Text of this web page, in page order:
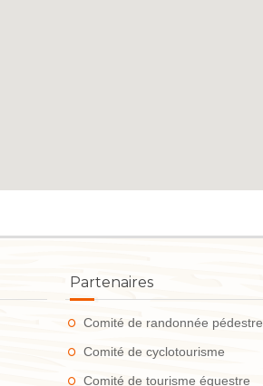
Partenaires
Comité de randonnée pédestre
Comité de cyclotourisme
Comité de tourisme équestre